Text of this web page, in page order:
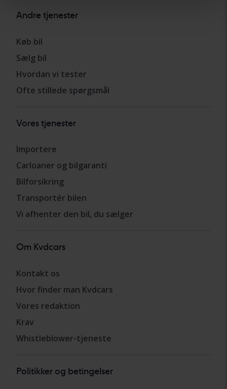
Andre tjenester
Køb bil
Sælg bil
Hvordan vi tester
Ofte stillede spørgsmål
Vores tjenester
Importere
Carloaner og bilgaranti
Bilforsikring
Transportér bilen
Vi afhenter den bil, du sælger
Om Kvdcars
Kontakt os
Hvor finder man Kvdcars
Vores redaktion
Krav
Whistleblower-tjeneste
Politikker og betingelser